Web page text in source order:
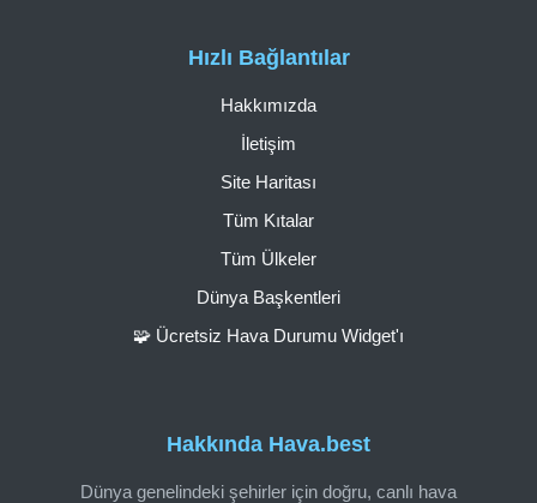
Hakkında Hava.best
Dünya genelindeki şehirler için doğru, canlı hava
Hızlı Bağlantılar
Hakkımızda
İletişim
Site Haritası
Tüm Kıtalar
Tüm Ülkeler
Dünya Başkentleri
🧩 Ücretsiz Hava Durumu Widget'ı